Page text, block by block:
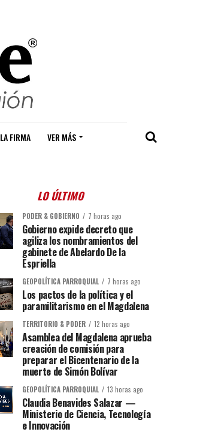
LA FIRMA VER MÁS
LO ÚLTIMO
PODER & GOBIERNO 7 horas ago
Gobierno expide decreto que
agiliza los nombramientos del
gabinete de Abelardo De la
Espriella
GEOPOLÍTICA PARROQUIAL 7 horas ago
Los pactos de la política y el
paramilitarismo en el Magdalena
TERRITORIO & PODER 12 horas ago
Asamblea del Magdalena aprueba
creación de comisión para
preparar el Bicentenario de la
muerte de Simón Bolívar
GEOPOLÍTICA PARROQUIAL 13 horas ago
Claudia Benavides Salazar —
Ministerio de Ciencia, Tecnología
e Innovación